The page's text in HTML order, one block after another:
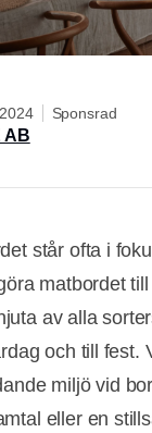
Sponsrad
AB
står ofta i
matbordet
av alla
och till fest.
miljö vid
eller en